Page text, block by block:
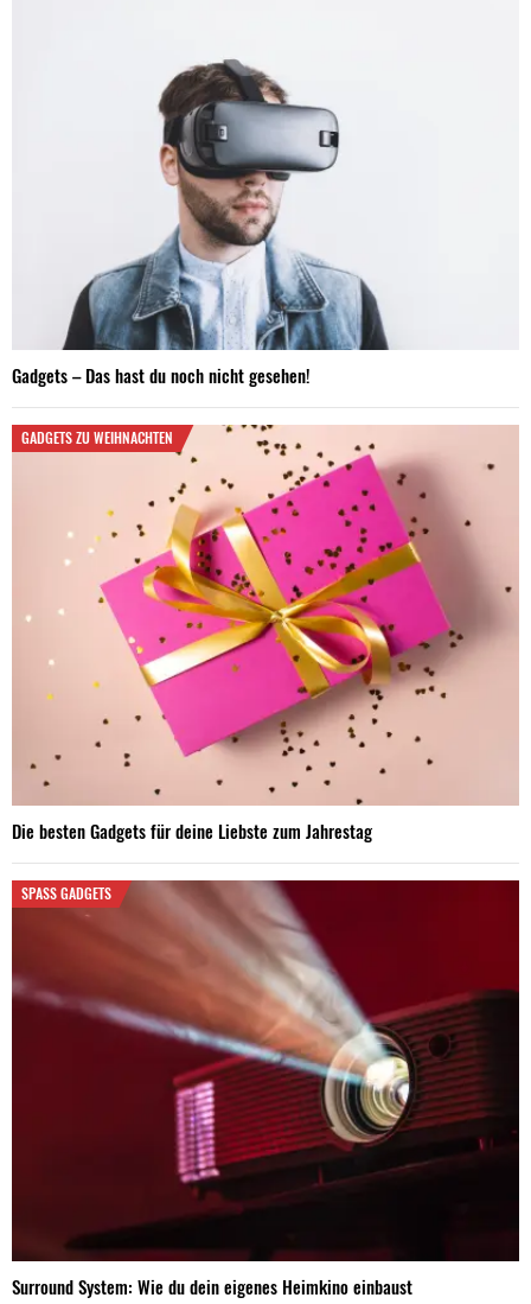
Gadgets – Das hast du noch nicht gesehen!
GADGETS ZU WEIHNACHTEN
Die besten Gadgets für deine Liebste zum Jahrestag
SPASS GADGETS
Surround System: Wie du dein eigenes Heimkino einbaust